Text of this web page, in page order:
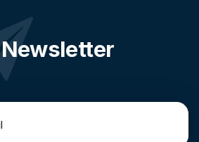
Newsletter